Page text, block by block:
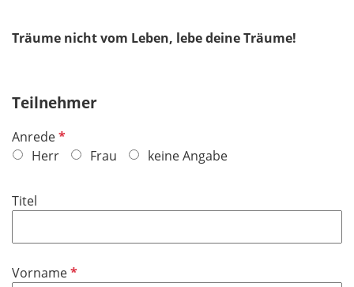
Träume nicht vom Leben, lebe deine Träume!
Teilnehmer
AnredeP
f
c
f
Herr Frau keine Angabe
Titel
VornameP